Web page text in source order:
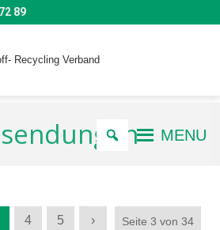
89
MENU
Seite 3 von 34
4 5 ›